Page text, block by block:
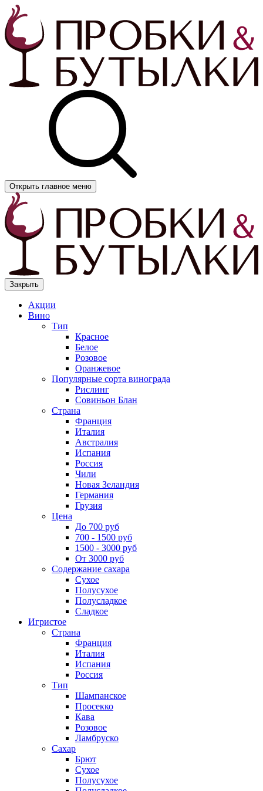
Открыть главное меню
Закрыть
Акции
Вино
Тип
Красное
Белое
Розовое
Оранжевое
Популярные сорта винограда
Рислинг
Совиньон Блан
Страна
Франция
Италия
Австралия
Испания
Россия
Чили
Новая Зеландия
Германия
Грузия
Цена
До 700 руб
700 - 1500 руб
1500 - 3000 руб
От 3000 руб
Содержание сахара
Сухое
Полусухое
Полусладкое
Сладкое
Игристое
Страна
Франция
Италия
Испания
Россия
Тип
Шампанское
Просекко
Кава
Розовое
Ламбруско
Сахар
Брют
Сухое
Полусухое